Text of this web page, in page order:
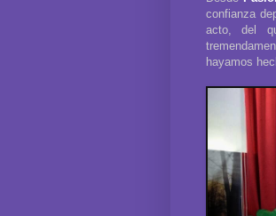
confianza
acto, del
hayamos